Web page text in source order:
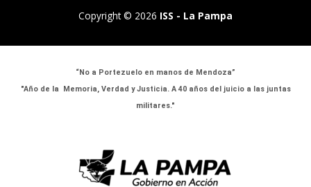
Copyright © 2026 ISS - La Pampa
“No a Portezuelo en manos de Mendoza”
"Año de la Memoria, Verdad y Justicia. A 40 años del juicio a las juntas
militares."